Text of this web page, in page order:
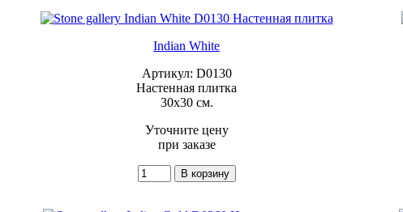
Indian White
Артикул: D0130
Настенная плитка
30x30 см.
Уточните цену
при заказе